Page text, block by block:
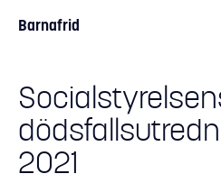
Barnafrid
2021